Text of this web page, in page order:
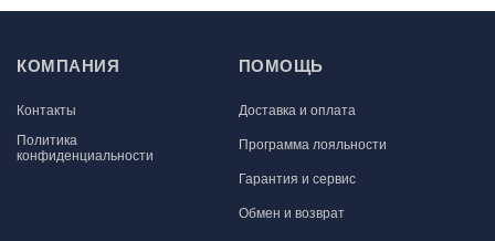
КОМПАНИЯ
Контакты
Политика
конфиденциальности
ПОМОЩЬ
Доставка и оплата
Программа лояльности
Гарантия и сервис
Обмен и возврат